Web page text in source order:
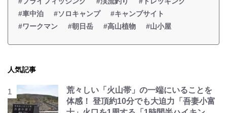
#車中泊
#ソロキャンプ
#キャンプサイト
#ワークマン
#朝日岳 #高山植物 #山小屋
人気記事
荒々しい「火山帯」の一端にいることを
体感！ 登頂約10分でも大迫力「吾妻小富